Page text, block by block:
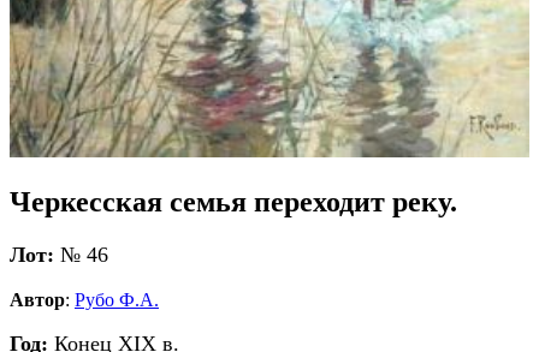
Черкесская семья переходит реку.
Лот: № 46
Автор: Рубо Ф.А.
Год: Конец XIX в.